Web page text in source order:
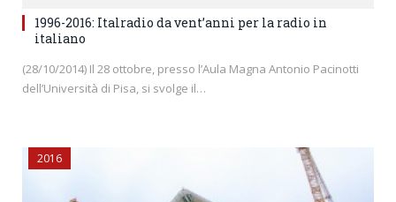
1996-2016: Italradio da vent’anni per la radio in
italiano
(28/10/2014) Il 28 ottobre, presso l’Aula Magna Antonio Pacinotti
dell’Università di Pisa, si svolge il…
2016